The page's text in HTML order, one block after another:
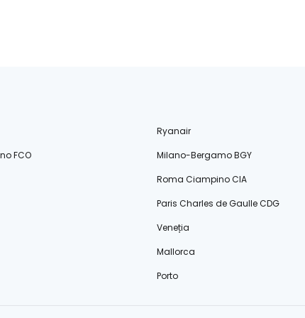
Ryanair
FCO
Milano-Bergamo BGY
Roma Ciampino CIA
Paris Charles de Gaulle CDG
Veneția
Mallorca
Porto